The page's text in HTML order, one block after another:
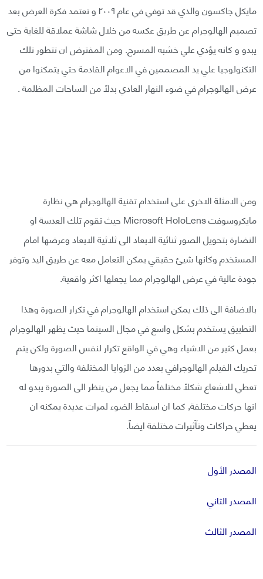
مايكل جاكسون والذي قد توفي في عام ٢٠٠٩ و تعتمد فكرة العرض بعد
تصميم الهالوجرام عن طريق عكسه من خلال شاشة عملاقة للغاية حتى
يبدو و كانه يؤدي علي خشبه المسرح. ومن المفترض ان تتطور تلك
التكنولوجيا علي يد المصممين في الاعوام القادمة حتي يتمكنوا من
عرض الهالوجرام في ضوء النهار العادي بدلاً من الساحات المظلمة .
ومن الامثلة الاخرى على استخدام تقنية الهالوجرام هي نظارة
مايكروسوفت Microsoft HoloLens حيث تقوم تلك العدسة او
النضارة بتحويل الصور ثنائية الابعاد الى ثلاثية الابعاد وعرضها امام
المستخدم وكانها شيئ حقيقي يمكن التعامل معه عن طريق اليد وتوفر
جودة عالية في عرض الهالوجرام مما يجعلها اكثر واقعية.
بالاضافة الى ذلك يمكن استخدام الهالوجرام في تكرار الصورة وهذا
التطبيق يستخدم بشكل واسع في مجال السينما حيث يظهر الهالوجرام
بعمل كثير من الاشياء وهي في الواقع تكرار لنفس الصورة ولكن يتم
تحريك الفيلم الهالوجرافي بعدد من الزوايا المختلفة والتي بدورها
تعطي للاشعاع شكلاً مختلفاً مما يجعل من ينظر الى الصورة يبدو له
انها حركات مختلفة, كما ان اسقاط الضوء لمرات عديدة يمكنه ان
يعطي حراكات وتآثيرات مختلفة ايضاً.
المصدر الأول
المصدر الثاني
المصدر الثالث